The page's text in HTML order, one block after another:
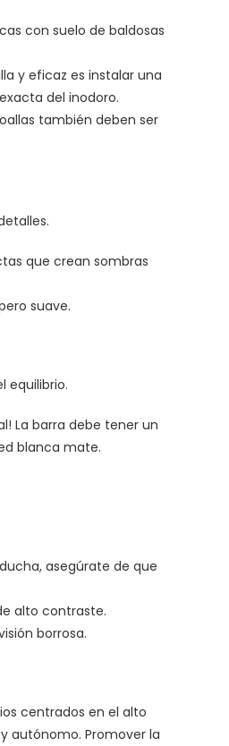
con suelo de baldosas
y eficaz es instalar una
del inodoro.
también deben ser
que crean sombras
suave.
equilibrio.
La barra debe tener un
blanca mate.
asegúrate de que
alto contraste.
borrosa.
centrados en el alto
autónomo. Promover la